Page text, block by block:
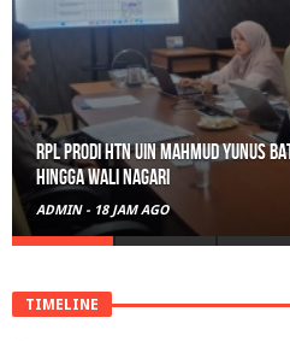
Gerebek Rumah di Tanah Datar,
Amankan Pengedar Ganja Beserta
ADMIN - 21 JAM AGO
TIMELINE